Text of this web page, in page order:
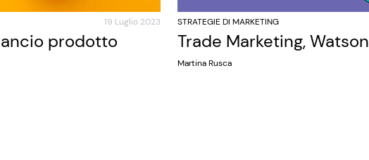
19 Luglio 2023
prodotto
STRATEGIE DI MARKETING
Trade Marketing, Watson
Martina Rusca